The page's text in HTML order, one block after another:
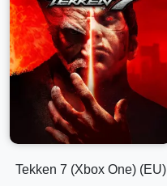
Tekken 7 (Xbox One) (EU)